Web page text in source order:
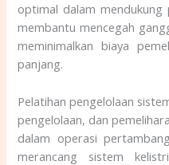
optimal dalam
membantu mencegah
meminimalkan biaya
panjang.
Pelatihan pengelolaan
pengelolaan, dan
dalam operasi
merancang sistem